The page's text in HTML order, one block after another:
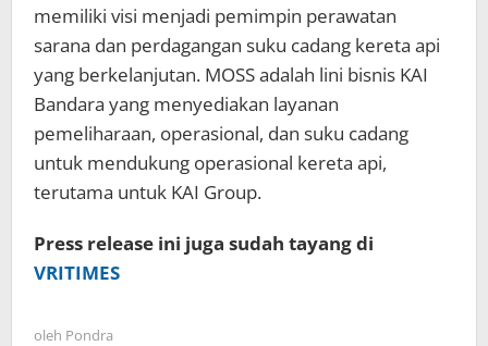
memiliki visi menjadi pemimpin perawatan
sarana dan perdagangan suku cadang kereta api
yang berkelanjutan. MOSS adalah lini bisnis KAI
Bandara yang menyediakan layanan
pemeliharaan, operasional, dan suku cadang
untuk mendukung operasional kereta api,
terutama untuk KAI Group.
Press release ini juga sudah tayang di
VRITIMES
oleh Pondra